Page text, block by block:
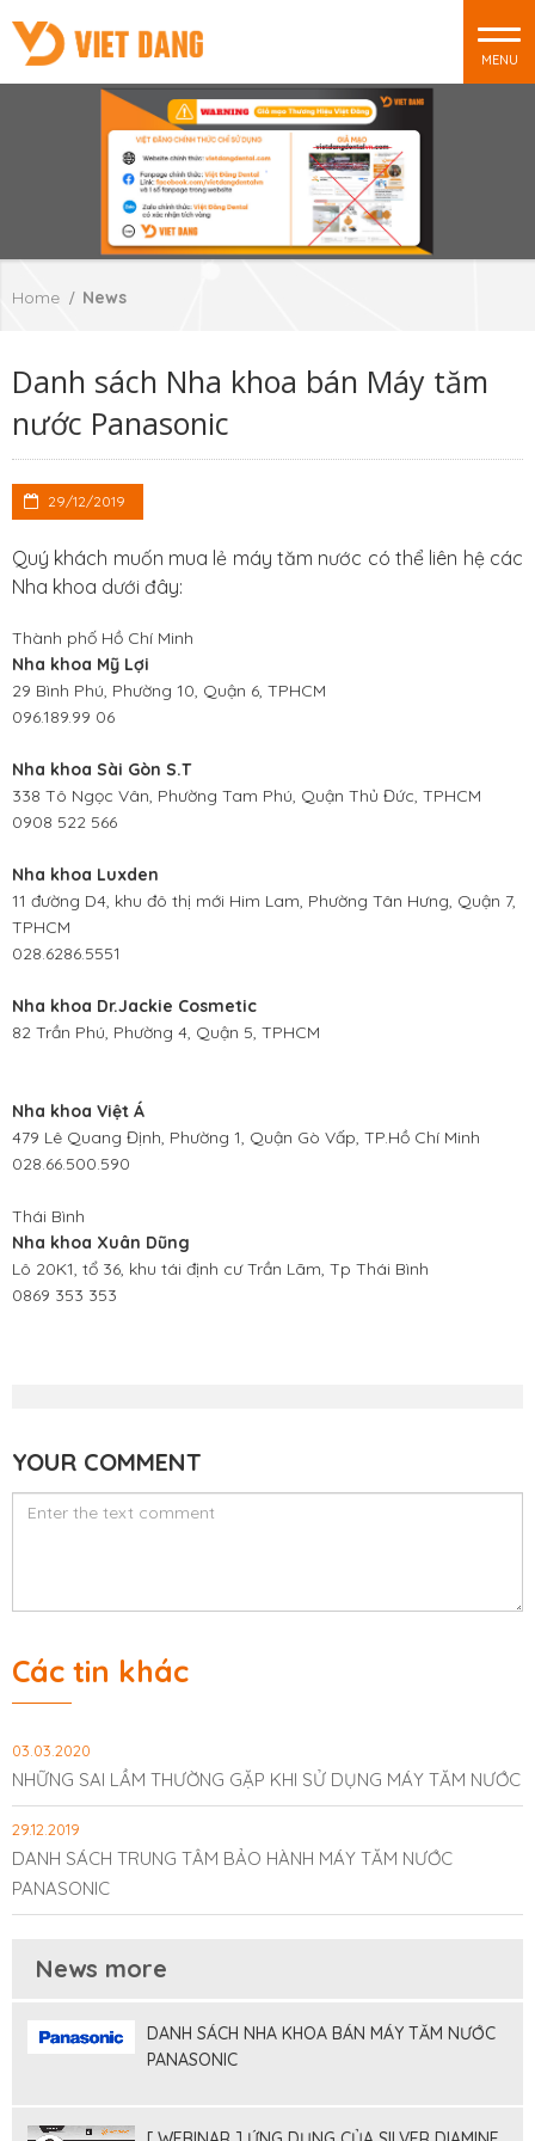
MENU
Home News
Danh sách Nha khoa bán Máy tăm
nước Panasonic
29/12/2019
Quý khách muốn mua lẻ máy tăm nước có thể liên hệ các
Nha khoa dưới đây:
Thành phố Hồ Chí Minh
Nha khoa Mỹ Lợi
29 Bình Phú, Phường 10, Quận 6, TPHCM
096.189.99 06
Nha khoa Sài Gòn S.T
338 Tô Ngọc Vân, Phường Tam Phú, Quận Thủ Đức, TPHCM
0908 522 566
Nha khoa Luxden
11 đường D4, khu đô thị mới Him Lam, Phường Tân Hưng, Quận 7,
TPHCM
028.6286.5551
Nha khoa Dr.Jackie Cosmetic
82 Trần Phú, Phường 4, Quận 5, TPHCM
Nha khoa Việt Á
479 Lê Quang Định, Phường 1, Quận Gò Vấp, TP.Hồ Chí Minh
028.66.500.590
Thái Bình
Nha khoa Xuân Dũng
Lô 20K1, tổ 36, khu tái định cư Trần Lãm, Tp Thái Bình
0869 353 353
YOUR COMMENT
Các tin khác
03.03.2020
NHỮNG SAI LẦM THƯỜNG GẶP KHI SỬ DỤNG MÁY TĂM NƯỚC
29.12.2019
DANH SÁCH TRUNG TÂM BẢO HÀNH MÁY TĂM NƯỚC
PANASONIC
News more
DANH SÁCH NHA KHOA BÁN MÁY TĂM NƯỚC
PANASONIC